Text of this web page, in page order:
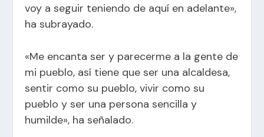
voy a seguir teniendo de aquí en adelante»,
ha subrayado.
«Me encanta ser y parecerme a la gente de
mi pueblo, así tiene que ser una alcaldesa,
sentir como su pueblo, vivir como su
pueblo y ser una persona sencilla y
humilde», ha señalado.